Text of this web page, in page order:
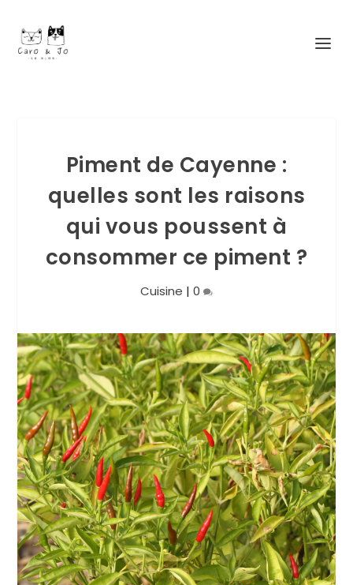
Piment de Cayenne :
quelles sont les raisons
qui vous poussent à
consommer ce piment ?
Cuisine | 0